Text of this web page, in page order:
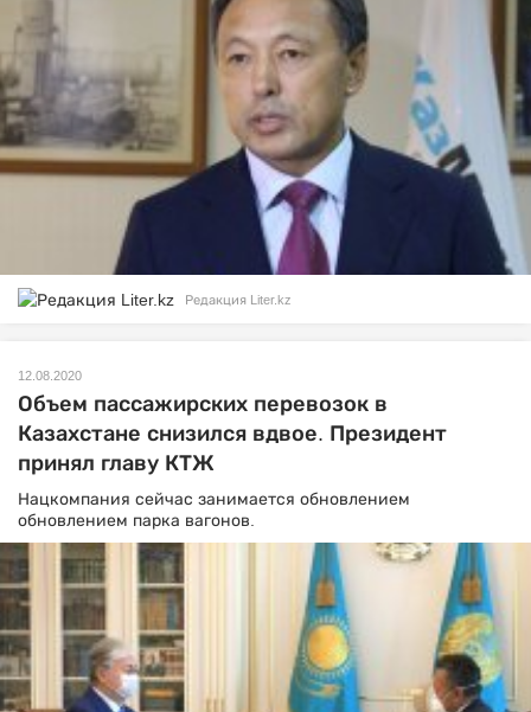
Редакция Liter.kz
12.08.2020
Объем пассажирских перевозок в
Казахстане снизился вдвое. Президент
принял главу КТЖ
Нацкомпания сейчас занимается обновлением
обновлением парка вагонов.